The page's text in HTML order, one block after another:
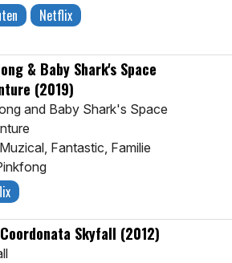
Netflix
& Baby Shark's Space
(2019)
and Baby Shark's Space
Fantastic, Familie
Skyfall (2012)